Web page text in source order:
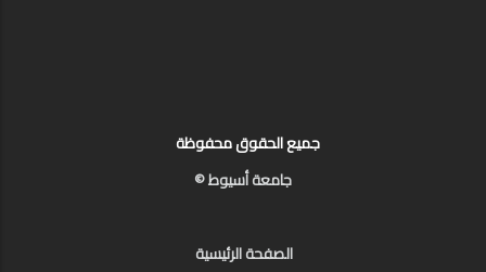
جميع الحقوق محفوظة
جامعة أسيوط ©
الصفحة الرئيسية